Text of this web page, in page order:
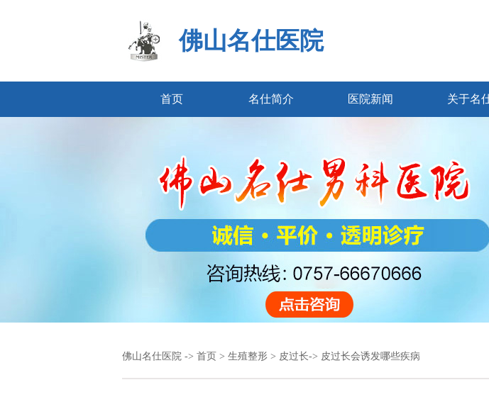
佛山名仕医院
首页 名仕简介 医院新闻 关于名
佛山名仕医院 -> 首页 > 生殖整形 > 皮过长-> 皮过长会诱发哪些疾病